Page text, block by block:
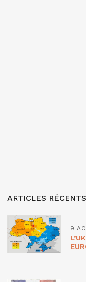
ARTICLES
9